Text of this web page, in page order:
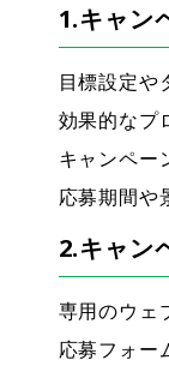
1.キャン
目標設定や
効果的なプ
キャンペー
応募期間や
2.キャン
専用のウェ
応募フォー